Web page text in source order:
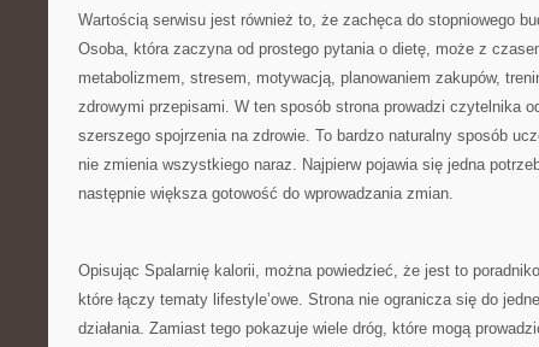
Wartością serwisu jest również to, że zachęca do stopniowego
Osoba, która zaczyna od prostego pytania o dietę, może z
metabolizmem, stresem, motywacją, planowaniem zakupów,
zdrowymi przepisami. W ten sposób strona prowadzi czytelnika
szerszego spojrzenia na zdrowie. To bardzo naturalny sposób
nie zmienia wszystkiego naraz. Najpierw pojawia się jedna
następnie większa gotowość do wprowadzania zmian.
Opisując Spalarnię kalorii, można powiedzieć, że jest to
które łączy tematy lifestyle’owe. Strona nie ogranicza się do
działania. Zamiast tego pokazuje wiele dróg, które mogą